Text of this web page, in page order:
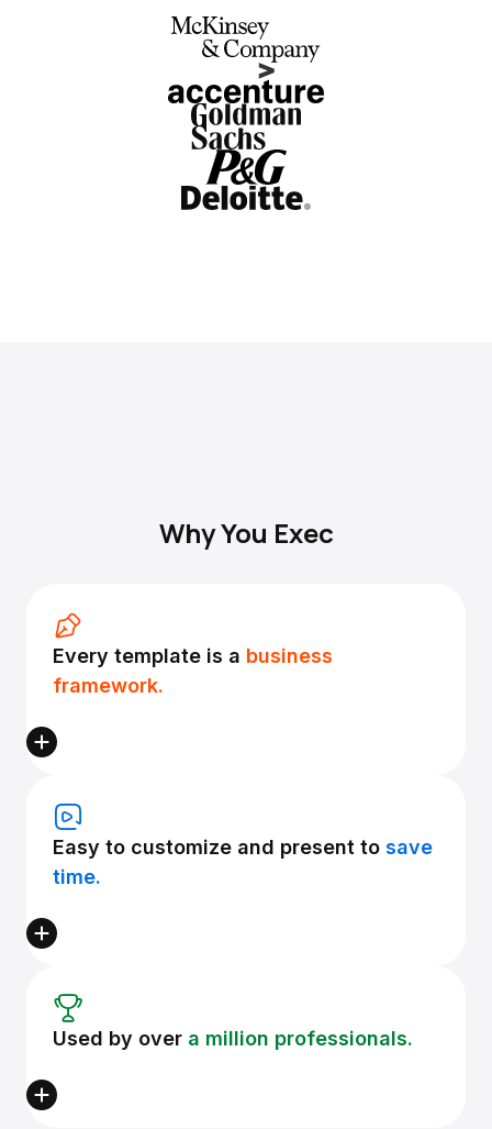
Why You Exec
Every template is a business
framework.
Easy to customize and present to save
time.
Used by over a million professionals.